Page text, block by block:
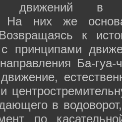
движений в
На них же
к
принципами
направления Ба-
в
по